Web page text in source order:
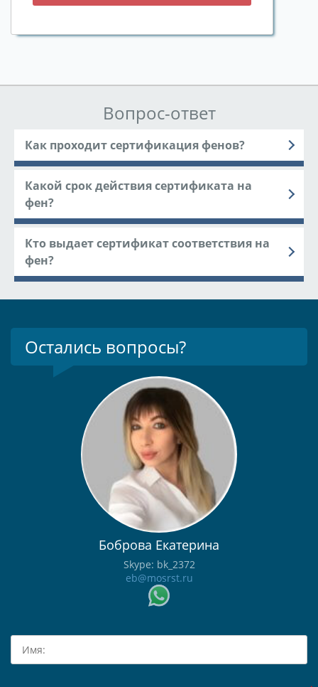
Вопрос-ответ
Как проходит сертификация фенов?
Какой срок действия сертификата на
фен?
Кто выдает сертификат соответствия на
фен?
Остались вопросы?
Боброва Екатерина
Skype: bk_2372
eb@mosrst.ru